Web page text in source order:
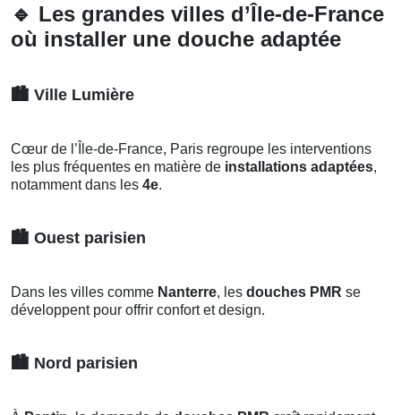
🔹 Les grandes villes d’Île-de-France
où installer une douche adaptée
🏙️ Ville Lumière
Cœur de l’Île-de-France, Paris regroupe les interventions
les plus fréquentes en matière de installations adaptées,
notamment dans les 4e.
🏙️ Ouest parisien
Dans les villes comme Nanterre, les douches PMR se
développent pour offrir confort et design.
🏙️ Nord parisien